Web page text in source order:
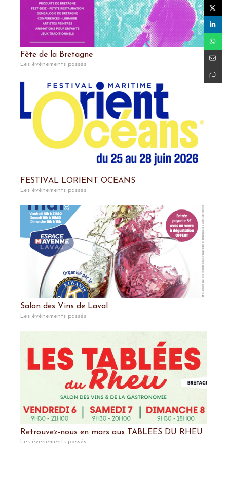
Fête de la Bretagne
Les évènements passés
FESTIVAL LORIENT OCEANS
Les évènements passés
Salon des Vins de Laval
Les évènements passés
Retrouvez-nous en mars aux TABLEES DU RHEU
Les évènements passés